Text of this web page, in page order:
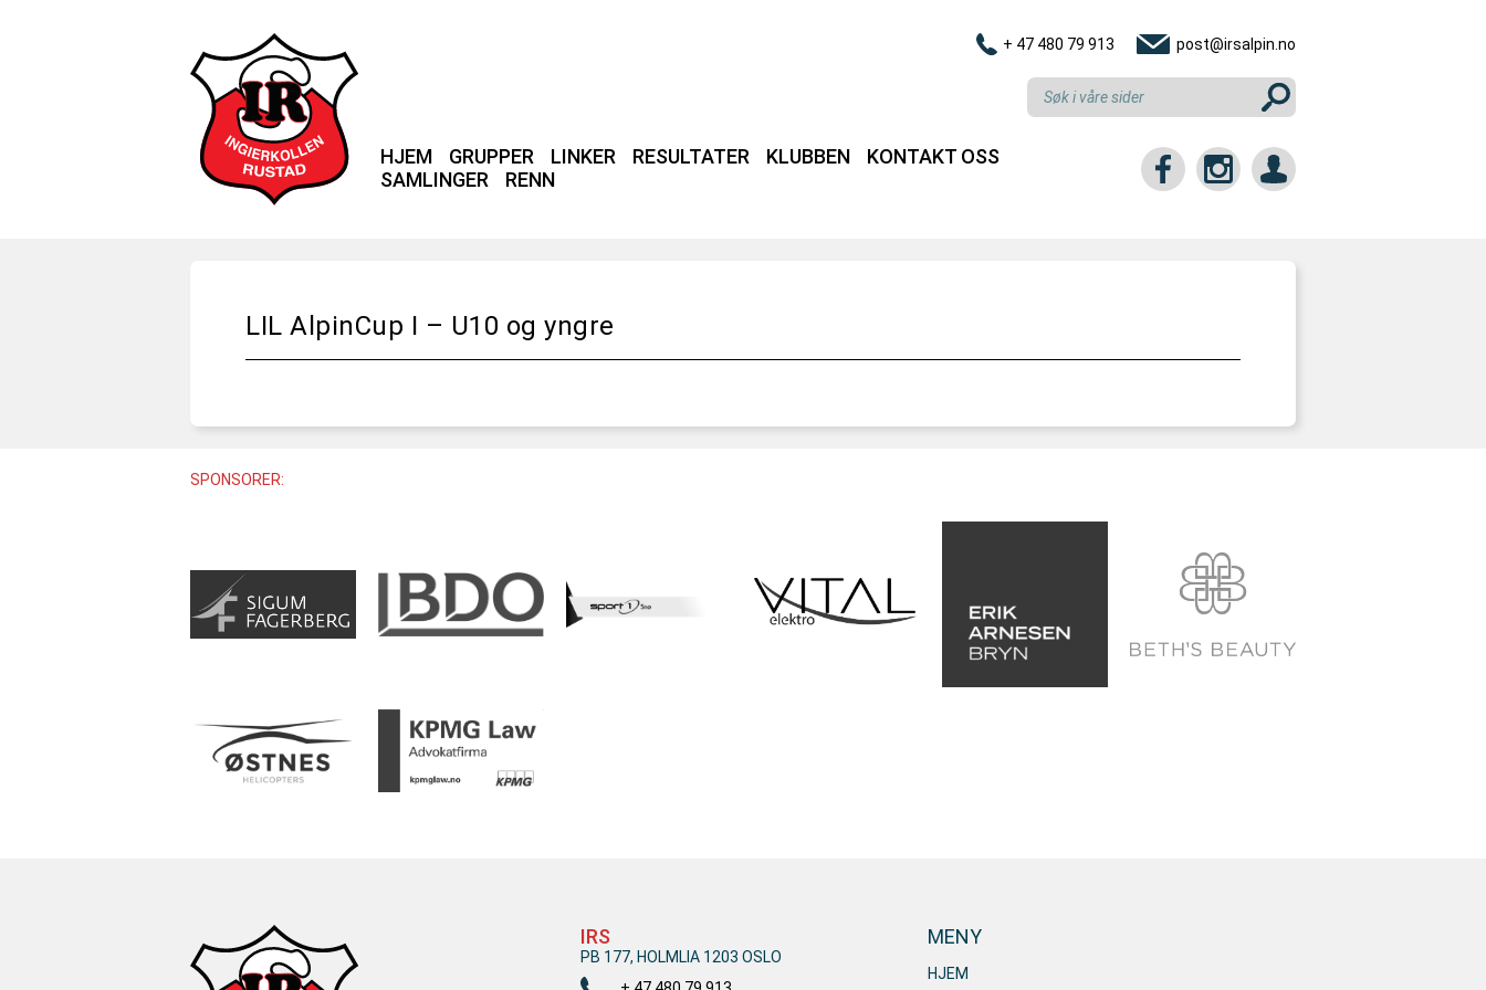
+ 47 480 79 913 post@irsalpin.no
HJEM GRUPPER LINKER RESULTATER KLUBBEN
KONTAKT OSS
SAMLINGER
RENN
LIL AlpinCup I – U10 og yngre
SPONSORER:
IRS
PB 177, HOLMLIA 1203 OSLO
MENY
HJEM